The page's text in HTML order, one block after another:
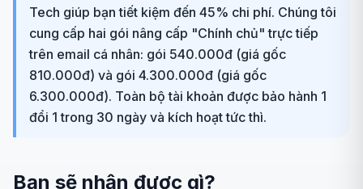
Tech giúp bạn tiết kiệm đến 45% chi phí. Chúng tôi
cung cấp hai gói nâng cấp "Chính chủ" trực tiếp
trên email cá nhân: gói 540.000đ (giá gốc
810.000đ) và gói 4.300.000đ (giá gốc
6.300.000đ). Toàn bộ tài khoản được bảo hành 1
đổi 1 trong 30 ngày và kích hoạt tức thì.
Bạn sẽ nhận được gì?